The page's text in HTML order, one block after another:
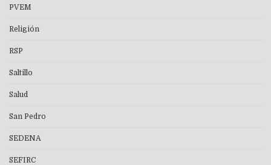
PVEM
Religión
RSP
Saltillo
Salud
San Pedro
SEDENA
SEFIRC